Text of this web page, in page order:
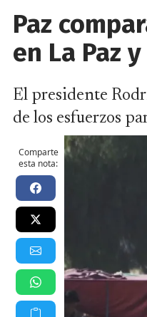
Paz
en La Paz
El presidente
de los esfuerzos
Comparte
esta nota: